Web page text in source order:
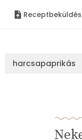
Receptbeküldés
harcsapaprikás